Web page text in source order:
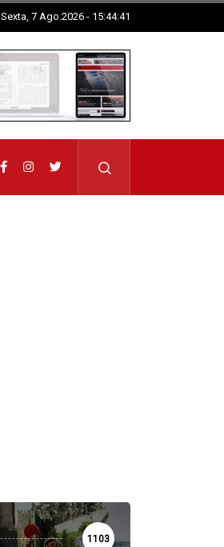
Sexta, 7 Ago.2026 - 15:44:42
1103